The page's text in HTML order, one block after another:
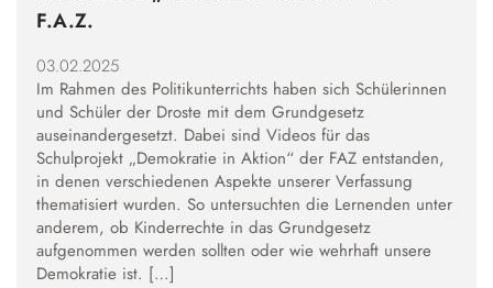
F.A.Z.
03.02.2025
Im Rahmen des Politikunterrichts haben sich Schülerinnen
und Schüler der Droste mit dem Grundgesetz
auseinandergesetzt. Dabei sind Videos für das
Schulprojekt „Demokratie in Aktion“ der FAZ entstanden,
in denen verschiedenen Aspekte unserer Verfassung
thematisiert wurden. So untersuchten die Lernenden unter
anderem, ob Kinderrechte in das Grundgesetz
aufgenommen werden sollten oder wie wehrhaft unsere
Demokratie ist. […]